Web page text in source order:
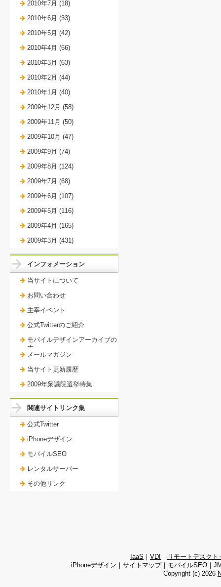
2010年7月 (18)
2010年6月 (33)
2010年5月 (42)
2010年4月 (66)
2010年3月 (63)
2010年2月 (44)
2010年1月 (40)
2009年12月 (58)
2009年11月 (50)
2009年10月 (47)
2009年9月 (74)
2009年8月 (124)
2009年7月 (68)
2009年6月 (107)
2009年5月 (116)
2009年4月 (165)
2009年3月 (431)
インフォメーション
当サイトについて
お問い合わせ
主宰イベント
公式Twitterのご紹介
モバイルデザインアーカイブの
本。
メールマガジン
当サイト更新履歴
2009年衆議院選挙特集
関連サイトリンク集
公式Twitter
iPhoneデザイン
モバイルSEO
レンタルサーバー
その他リンク
IaaS ｜ VDI ｜ リモートデスクト
iPhoneデザイン ｜ サイトマップ｜ モバイルSEO｜
Copyright (c) 2026